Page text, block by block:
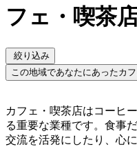
フェ・喫茶
絞り込み
この地域であなたにあったカ
カフェ・喫茶店はコーヒ
る重要な業種です。食事
交流を活発にしたり、心